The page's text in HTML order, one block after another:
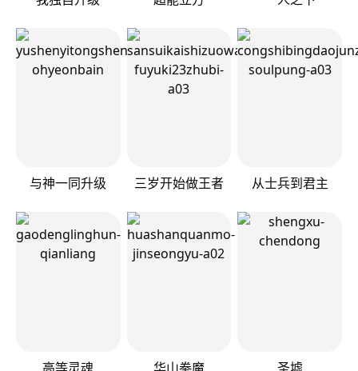
与神一同升级 三岁开始做王者 从士兵到君主
高等灵魂 华山拳魔 圣墟